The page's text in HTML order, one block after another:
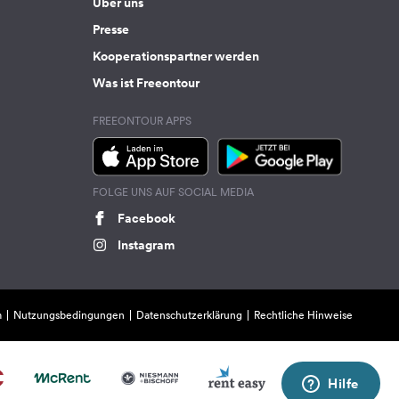
Presse
Kooperationspartner werden
Was ist Freeontour
FREEONTOUR APPS
FOLGE UNS AUF SOCIAL MEDIA
Facebook
Instagram
Nutzungsbedingungen Datenschutzerklärung Rechtliche Hinweise
Hilfe